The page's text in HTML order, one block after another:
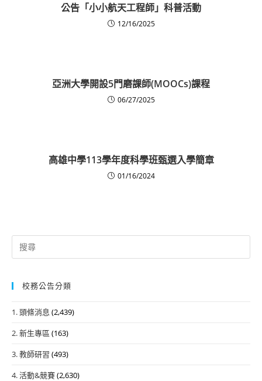
公告 「小小航天工程師」科普活動
12/16/2025
亞洲大學開設5門磨課師(MOOCs)課程
06/27/2025
高雄中學113學年度科學班甄選入學簡章
01/16/2024
Search
for:
校務公告分類
1. 頭條消息 (2,439)
2. 新生專區 (163)
3. 教師研習 (493)
4. 活動&競賽(2,630)